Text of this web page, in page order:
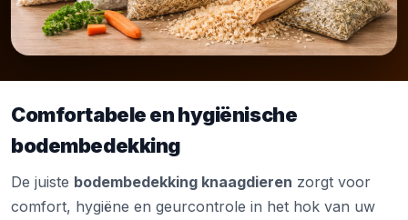
Comfortabele en hygiënische
bodembedekking
De juiste bodembedekking knaagdieren zorgt voor
comfort, hygiëne en geurcontrole in het hok van uw